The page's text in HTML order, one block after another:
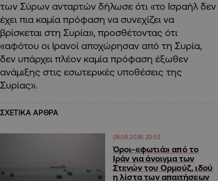
των Σύρων ανταρτών δήλωσε ότι «το Ισραήλ δεν
έχει πια καμία πρόφαση να συνεχίζει να
βρίσκεται στη Συρία», προσθέτοντας ότι
«αφότου οι Ιρανοί αποχώρησαν από τη Συρία,
δεν υπάρχει πλέον καμία πρόφαση έξωθεν
ανάμιξης στις εσωτερικές υποθέσεις της
Συρίας».
ΣΧΕΤΙΚΑ ΑΡΘΡΑ
08.08.2026 20:53
Όροι-«φωτιά» από το
Ιράν για άνοιγμα των
Στενών του Ορμούζ, ιδού
η λίστα των απαιτήσεων